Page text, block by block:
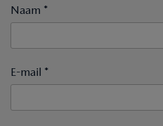
Naam *
E-mail *